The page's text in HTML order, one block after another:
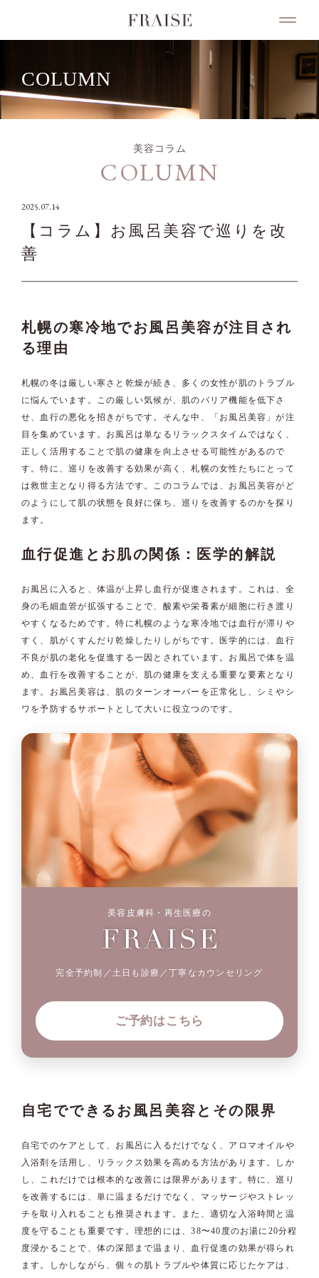
COLUMN
美容コラム
COLUMN
2025.07.14
【コラム】お風呂美容で巡りを改
善
札幌の寒冷地でお風呂美容が注目され
る理由
札幌の冬は厳しい寒さと乾燥が続き、多くの女性が肌のトラブル
に悩んでいます。この厳しい気候が、肌のバリア機能を低下さ
せ、血行の悪化を招きがちです。そんな中、「お風呂美容」が注
目を集めています。お風呂は単なるリラックスタイムではなく、
正しく活用することで肌の健康を向上させる可能性があるので
す。特に、巡りを改善する効果が高く、札幌の女性たちにとって
は救世主となり得る方法です。このコラムでは、お風呂美容がど
のようにして肌の状態を良好に保ち、巡りを改善するのかを探り
ます。
血行促進とお肌の関係：医学的解説
お風呂に入ると、体温が上昇し血行が促進されます。これは、全
身の毛細血管が拡張することで、酸素や栄養素が細胞に行き渡り
やすくなるためです。特に札幌のような寒冷地では血行が滞りや
すく、肌がくすんだり乾燥したりしがちです。医学的には、血行
不良が肌の老化を促進する一因とされています。お風呂で体を温
め、血行を改善することが、肌の健康を支える重要な要素となり
ます。お風呂美容は、肌のターンオーバーを正常化し、シミやシ
ワを予防するサポートとして大いに役立つのです。
美容皮膚科・再生医療の
完全予約制／土日も診療／丁寧なカウンセリング
ご予約はこちら
自宅でできるお風呂美容とその限界
自宅でのケアとして、お風呂に入るだけでなく、アロマオイルや
入浴剤を活用し、リラックス効果を高める方法があります。しか
し、これだけでは根本的な改善には限界があります。特に、巡り
を改善するには、単に温まるだけでなく、マッサージやストレッ
チを取り入れることも推奨されます。また、適切な入浴時間と温
度を守ることも重要です。理想的には、38〜40度のお湯に20分程
度浸かることで、体の深部まで温まり、血行促進の効果が得られ
ます。しかしながら、個々の肌トラブルや体質に応じたケアは、